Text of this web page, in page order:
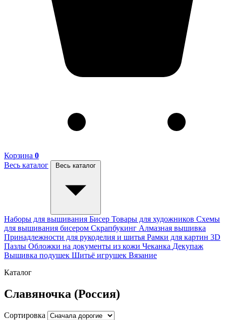
Корзина 0
Весь каталог
Весь каталог
Наборы для вышивания Бисер Товары для художников Схемы
для вышивания бисером Скрапбукинг Алмазная вышивка
Принадлежности для рукоделия и шитья Рамки для картин 3D
Пазлы Обложки на документы из кожи Чеканка Декупаж
Вышивка подушек Шитьё игрушек Вязание
Каталог
Славяночка (Россия)
Сортировка